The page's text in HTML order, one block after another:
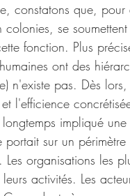
constatons que,
se
fonction. Plus
ont des
n'existe pas. Dès
l'efficience
impliqué
portait sur un
organisations les
activités. Les